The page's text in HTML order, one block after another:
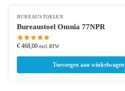
BUREAUSTOELEN
Bureaustoel Omnia 77NPR
€468,00 excl. BTW
Toevoegen aan winkelwagen